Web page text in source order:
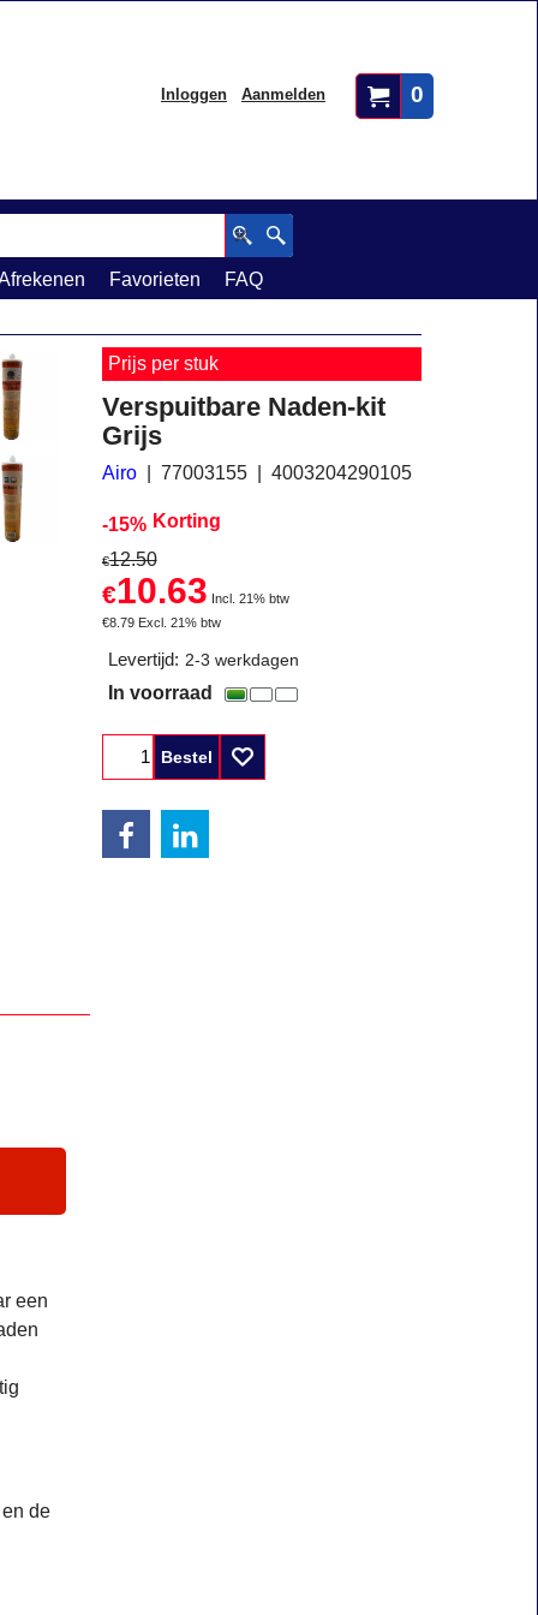
0
Inloggen Aanmelden
Favorieten FAQ
Prijs per stuk
Verspuitbare Naden-kit
Grijs
Airo 77003155 4003204290105
-15% Korting
€12.50
€10.63 Incl. 21% btw
€8.79 Excl. 21% btw
Levertijd: 2-3 werkdagen
In voorraad
Bestel
een
de